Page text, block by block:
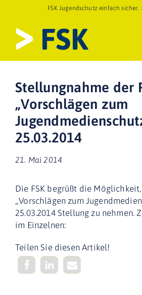
springen
FSK Jugendschutz einfach sicher.
Stellungnahme der
„Vorschlägen zum
25.03.2014
21. Mai 2014
Die FSK begrüßt die
„Vorschlägen zum
25.03.2014 Stellung zu nehmen.
im Einzelnen:
Teilen Sie diesen Artikel!